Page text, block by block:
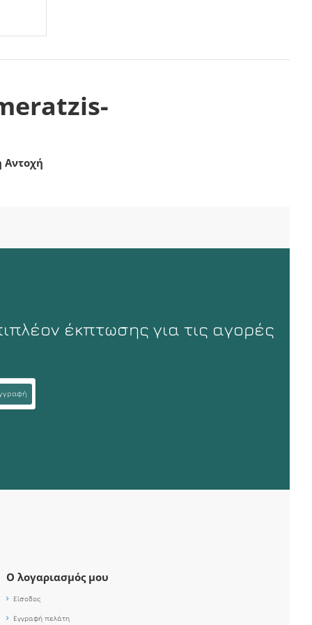
Αντοχή
έκπτωσης για τις αγορές
Ο λογαριασμός μου
Είσοδος
Εγγραφή πελάτη